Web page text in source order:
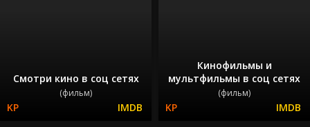
Смотри кино в соц сетях
(фильм)
Кинофильмы и
мультфильмы в соц сетях
(фильм)